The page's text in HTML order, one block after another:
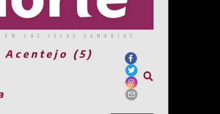
LAS ISLAS CANARIAS
Acentejo (5)